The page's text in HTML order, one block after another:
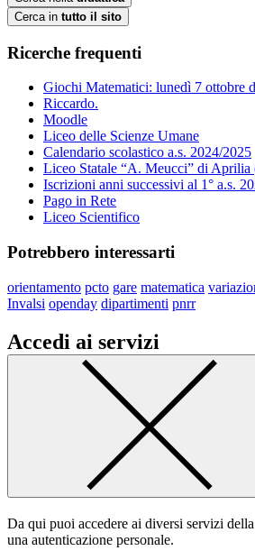
Cerca in tutto il sito
Ricerche frequenti
Giochi Matematici: lunedì 7 ottobre
Riccardo.
Moodle
Liceo delle Scienze Umane
Calendario scolastico a.s. 2024/2025
Liceo Statale “A. Meucci” di Aprilia
Iscrizioni anni successivi al 1° a.s.
Pago in Rete
Liceo Scientifico
Potrebbero interessarti
orientamento pcto gare matematica
Invalsi openday dipartimenti pnrr
Accedi ai servizi
Da qui puoi accedere ai diversi servizi
una autenticazione personale.